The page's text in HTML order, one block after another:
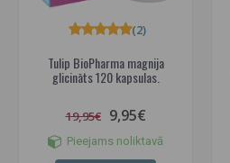
Tulip BioPharma magnija
glicināts 120 kapsulas.
(2)
19,95€ 9,95€
Pieejams noliktavā